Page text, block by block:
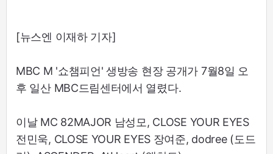
[뉴스엔 이재하 기자]
MBC M '쇼챔피언' 생방송 현장 공개가 7월8일 오
후 일산 MBC드림센터에서 열렸다.
이날 MC 82MAJOR 남성모, CLOSE YOUR EYES
전민욱, CLOSE YOUR EYES 장여준, dodree (도드